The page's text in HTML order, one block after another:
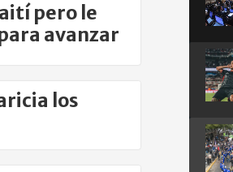
pero le
avanzar
los